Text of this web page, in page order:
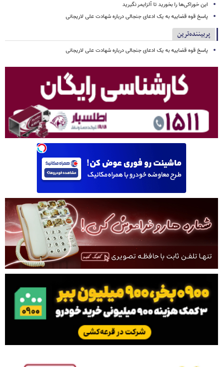
این خوراکی‌ها را بخورید تا آلزایمر نگیرید
پاسخ قوه قضاییه به یک ادعای جنجالی درباره شهادت علی لاریجانی
پربیننده‌ترین
پاسخ قوه قضاییه به یک ادعای جنجالی درباره شهادت علی لاریجانی